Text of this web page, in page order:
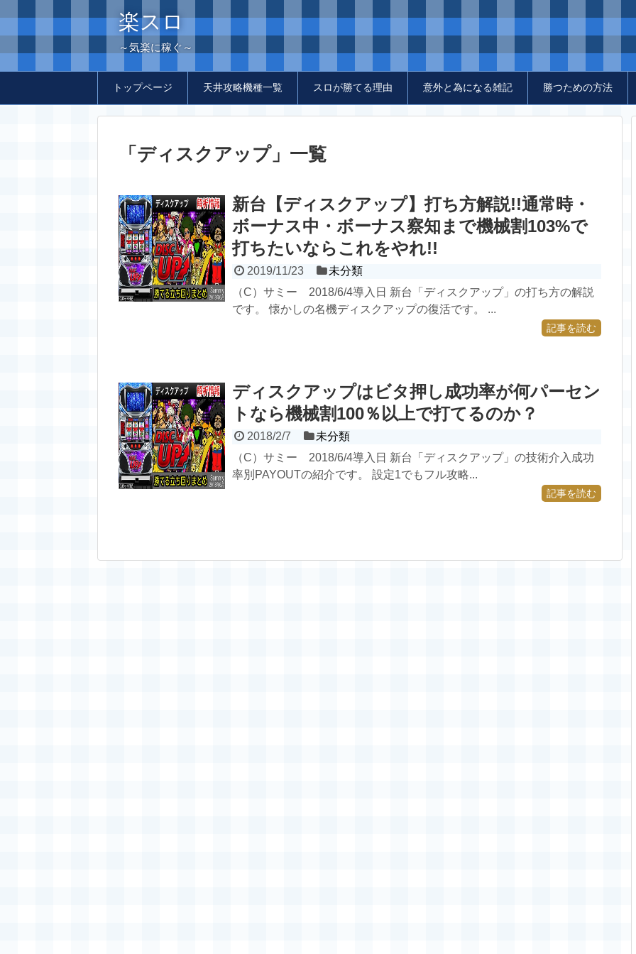
楽スロ
～気楽に稼ぐ～
トップページ 天井攻略機種一覧 スロが勝てる理由 意外と為になる雑記 勝つための方法
「 ディスクアップ」 一覧
新台【ディスクアップ】打ち方解説!!通常時・
ボーナス中・ボーナス察知まで機械割103%で
打ちたいならこれをやれ!!
2019/11/23
未分類
（C）サミー 2018/6/4導入日 新台「ディスクアップ」の打ち方の解説
です。 懐かしの名機ディスクアップの復活です。 ...
記事を読む
ディスクアップはビタ押し成功率が何パーセン
トなら機械割100％以上で打てるのか？
2018/2/7
未分類
（C）サミー 2018/6/4導入日 新台「ディスクアップ」の技術介入成功
率別PAYOUTの紹介です。 設定1でもフル攻略...
記事を読む